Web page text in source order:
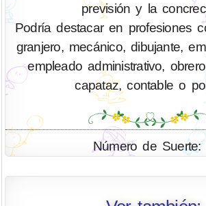
previsión y la
Podría destacar en profesiones
granjero, mecánico, dibujante,
empleado administrativo,
capataz, contable o
Número de Suerte: